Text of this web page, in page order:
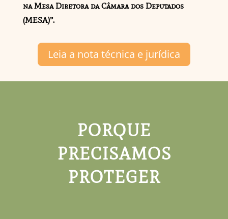
na Mesa Diretora da Câmara dos Deputados
(MESA)”.
Leia a nota técnica e jurídica
PORQUE
PRECISAMOS
PROTEGER